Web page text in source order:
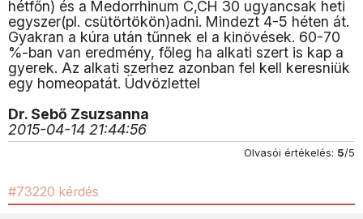
hétfőn) és a Medorrhinum C,CH 30 ugyancsak heti
egyszer(pl. csütörtökön)adni. Mindezt 4-5 héten át.
Gyakran a kúra után tűnnek el a kinövések. 60-70
%-ban van eredmény, főleg ha alkati szert is kap a
gyerek. Az alkati szerhez azonban fel kell keresniük
egy homeopatát. Üdvözlettel
Dr. Sebő Zsuzsanna
2015-04-14 21:44:56
Olvasói értékelés: 5/5
#73220 kérdés